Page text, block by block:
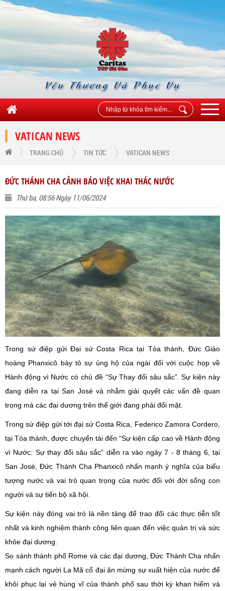
Yêu Thương Và Phục Vụ
VATICAN NEWS
TRANG CHỦ TIN TỨC VATICAN NEWS
ĐỨC THÁNH CHA CẢNH BÁO VIỆC KHAI THÁC NƯỚC
Thứ ba, 08:56 Ngày 11/06/2024
Trong sứ điệp gửi Đại sứ Costa Rica tại Tòa thánh, Đức Giáo
hoàng Phanxicô bày tỏ sự ủng hộ của ngài đối với cuộc họp về
Hành động vì Nước có chủ đề “Sự Thay đổi sâu sắc”. Sự kiện này
đang diễn ra tại San José và nhằm giải quyết các vấn đề quan
trọng mà các đại dương trên thế giới đang phải đối mặt.
Trong sứ điệp gửi tới đại sứ Costa Rica, Federico Zamora Cordero,
tại Tòa thánh, được chuyển tải đến “Sự kiện cấp cao về Hành động
vì Nước: Sự thay đổi sâu sắc” diễn ra vào ngày 7 - 8 tháng 6, tại
San José, Đức Thánh Cha Phanxicô nhấn mạnh ý nghĩa của biểu
tượng nước và vai trò quan trọng của nước đối với đời sống con
người và sự tiến bộ xã hội.
Sự kiện này đóng vai trò là nền tảng để trao đổi các thực tiễn tốt
nhất và kinh nghiệm thành công liên quan đến việc quản trị và sức
khỏe đại dương.
So sánh thành phố Rome và các đại dương, Đức Thánh Cha nhấn
mạnh cách người La Mã cổ đại ăn mừng sự xuất hiện của nước để
khôi phục lại vẻ hùng vĩ của thành phố sau thời kỳ khan hiếm và